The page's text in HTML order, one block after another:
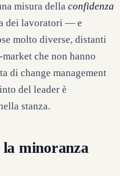
misura della confidenza
dei lavoratori — e
molto diverse, distanti
che non hanno
di change management
del leader è
stanza.
la minoranza